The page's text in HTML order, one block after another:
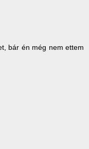
bár én még nem ettem